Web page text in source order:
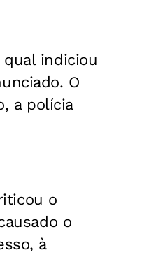
qual indiciou
O
a polícia
o
o
à